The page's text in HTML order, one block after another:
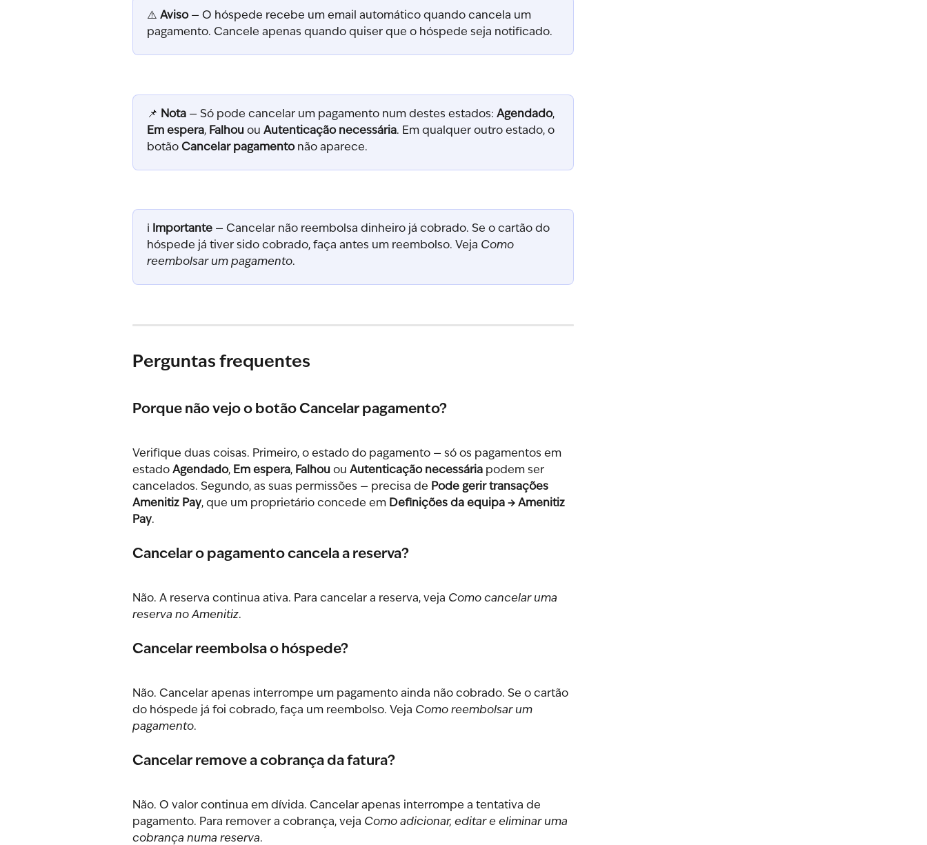
⚠️ Aviso — O hóspede recebe um email automático quando cancela um
pagamento. Cancele apenas quando quiser que o hóspede seja notificado.
📌 Nota — Só pode cancelar um pagamento num destes estados: Agendado,
Em espera, Falhou ou Autenticação necessária. Em qualquer outro estado, o
botão Cancelar pagamento não aparece.
ℹ️ Importante — Cancelar não reembolsa dinheiro já cobrado. Se o cartão do
hóspede já tiver sido cobrado, faça antes um reembolso. Veja Como
reembolsar um pagamento.
Perguntas frequentes
Porque não vejo o botão Cancelar pagamento?
Verifique duas coisas. Primeiro, o estado do pagamento — só os pagamentos em
estado Agendado, Em espera, Falhou ou Autenticação necessária podem ser
cancelados. Segundo, as suas permissões — precisa de Pode gerir transações
Amenitiz Pay, que um proprietário concede em Definições da equipa → Amenitiz
Pay.
Cancelar o pagamento cancela a reserva?
Não. A reserva continua ativa. Para cancelar a reserva, veja Como cancelar uma
reserva no Amenitiz.
Cancelar reembolsa o hóspede?
Não. Cancelar apenas interrompe um pagamento ainda não cobrado. Se o cartão
do hóspede já foi cobrado, faça um reembolso. Veja Como reembolsar um
pagamento.
Cancelar remove a cobrança da fatura?
Não. O valor continua em dívida. Cancelar apenas interrompe a tentativa de
pagamento. Para remover a cobrança, veja Como adicionar, editar e eliminar uma
cobrança numa reserva.